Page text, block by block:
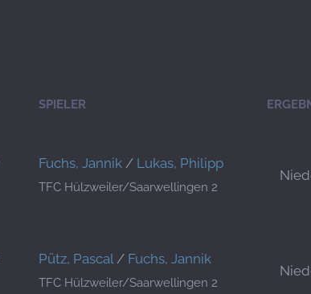
SPIELER
Fuchs, Jannik / Lukas, Philipp
TFC Hülzweiler/Saarwellingen 2
Pütz, Pascal/ Fuchs, Jannik
TFC Hülzweiler/Saarwellingen 2